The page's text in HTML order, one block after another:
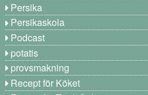
Persika
Persikaskola
Podcast
potatis
provsmakning
Recept för Köket